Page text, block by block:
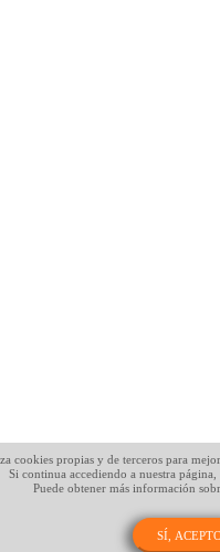
cookies propias y de terceros para
Si continua accediendo a nuestra
Puede obtener más información
SÍ,